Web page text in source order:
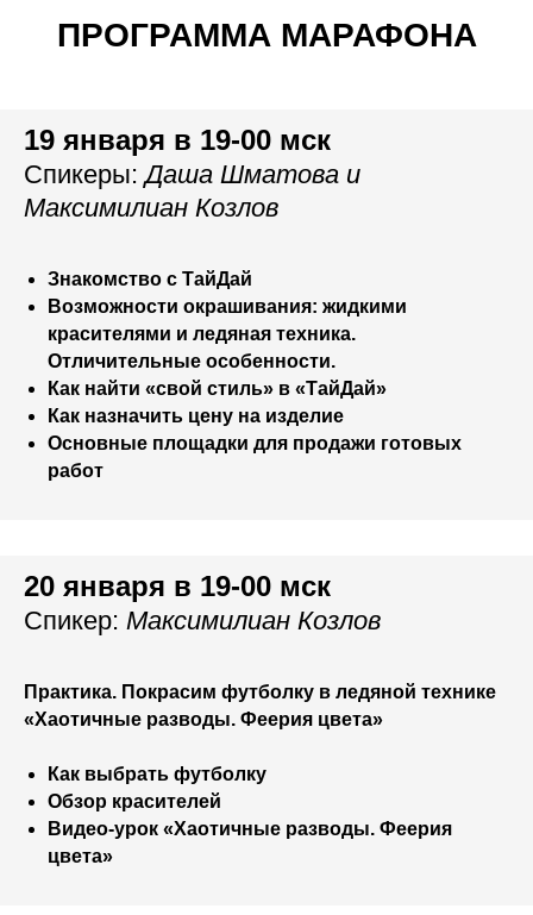
ПРОГРАММА МАРАФОНА
19 января в 19-00 мск
Спикеры:Даша Шматова и
Максимилиан Козлов
Знакомство с ТайДай
Возможности окрашивания: жидкими
красителями и ледяная техника.
Отличительные особенности.
Как найти «свой стиль» в «ТайДай»
Как назначить цену на изделие
Основные площадки для продажи готовых
работ
20 января в 19-00 мск
Спикер: Максимилиан Козлов
Практика. Покрасим футболку в ледяной технике
«Хаотичные разводы. Феерия цвета»
Как выбрать футболку
Обзор красителей
Видео-урок «Хаотичные разводы. Феерия
цвета»